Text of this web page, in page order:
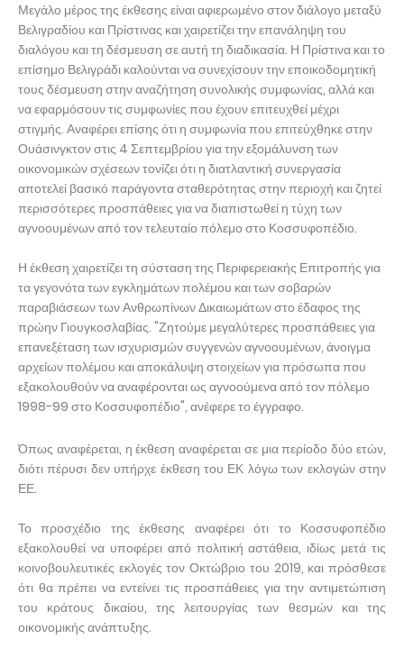
Μεγάλο μέρος της έκθεσης είναι αφιερωμένο στον διάλογο μεταξύ
Βελιγραδίου και Πρίστινας και χαιρετίζει την επανάληψη του
διαλόγου και τη δέσμευση σε αυτή τη διαδικασία. Η Πρίστινα και το
επίσημο Βελιγράδι καλούνται να συνεχίσουν την εποικοδομητική
τους δέσμευση στην αναζήτηση συνολικής συμφωνίας, αλλά και
να εφαρμόσουν τις συμφωνίες που έχουν επιτευχθεί μέχρι
στιγμής. Αναφέρει επίσης ότι η συμφωνία που επιτεύχθηκε στην
Ουάσινγκτον στις 4 Σεπτεμβρίου για την εξομάλυνση των
οικονομικών σχέσεων τονίζει ότι η διατλαντική συνεργασία
αποτελεί βασικό παράγοντα σταθερότητας στην περιοχή και ζητεί
περισσότερες προσπάθειες για να διαπιστωθεί η τύχη των
αγνοουμένων από τον τελευταίο πόλεμο στο Κοσσυφοπέδιο.
Η έκθεση χαιρετίζει τη σύσταση της Περιφερειακής Επιτροπής για
τα γεγονότα των εγκλημάτων πολέμου και των σοβαρών
παραβιάσεων των Ανθρωπίνων Δικαιωμάτων στο έδαφος της
πρώην Γιουγκοσλαβίας. "Ζητούμε μεγαλύτερες προσπάθειες για
επανεξέταση των ισχυρισμών συγγενών αγνοουμένων, άνοιγμα
αρχείων πολέμου και αποκάλυψη στοιχείων για πρόσωπα που
εξακολουθούν να αναφέρονται ως αγνοούμενα από τον πόλεμο
1998-99 στο Κοσσυφοπέδιο", ανέφερε το έγγραφο.
Όπως αναφέρεται, η έκθεση αναφέρεται σε μια περίοδο δύο ετών,
διότι πέρυσι δεν υπήρχε έκθεση του ΕΚ λόγω των εκλογών στην
ΕΕ.
Το προσχέδιο της έκθεσης αναφέρει ότι το Κοσσυφοπέδιο
εξακολουθεί να υποφέρει από πολιτική αστάθεια, ιδίως μετά τις
κοινοβουλευτικές εκλογές τον Οκτώβριο του 2019, και πρόσθεσε
ότι θα πρέπει να εντείνει τις προσπάθειες για την αντιμετώπιση
του κράτους δικαίου, της λειτουργίας των θεσμών και της
οικονομικής ανάπτυξης.